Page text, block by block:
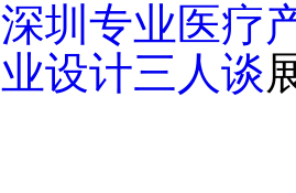
圳专业医疗
设计三人谈